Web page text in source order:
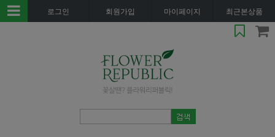
로그인 회원가입 마이페이지 최근본상품